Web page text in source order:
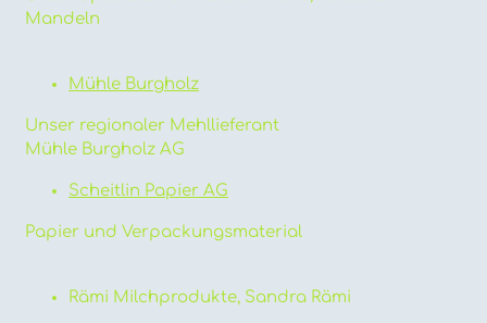
Mandeln
Mühle Burgholz
Unser regionaler Mehllieferant
Mühle Burgholz AG
Scheitlin Papier AG
Papier und Verpackungsmaterial
Rämi Milchprodukte, Sandra Rämi